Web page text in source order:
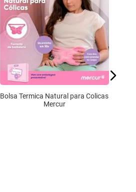
Bolsa Termica Natural para Colicas
Mercur